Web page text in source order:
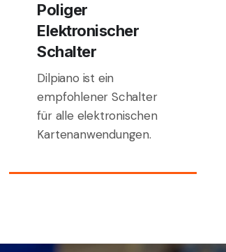
Poliger
Elektronischer
Schalter
Dilpiano ist ein
empfohlener Schalter
für alle elektronischen
Kartenanwendungen.